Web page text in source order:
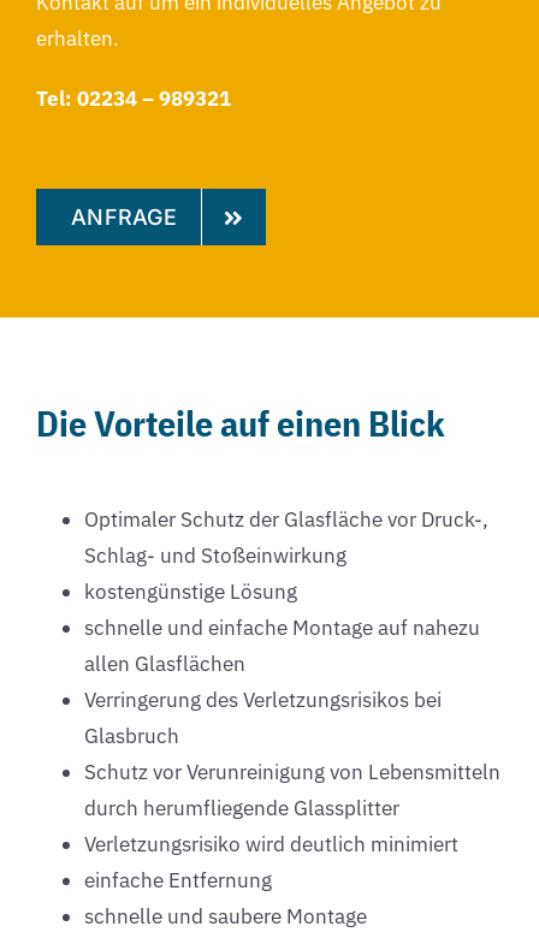
erhalten.
Tel: 02234 – 989321
ANFRAGE
Die Vorteile auf einen Blick
Optimaler Schutz der Glasfläche vor Druck-,
Schlag- und Stoßeinwirkung
kostengünstige Lösung
schnelle und einfache Montage auf nahezu
allen Glasflächen
Verringerung des Verletzungsrisikos bei
Glasbruch
Schutz vor Verunreinigung von Lebensmitteln
durch herumfliegende Glassplitter
Verletzungsrisiko wird deutlich minimiert
einfache Entfernung
schnelle und saubere Montage